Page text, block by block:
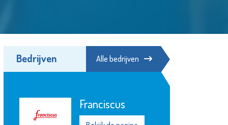
Bedrijven Alle bedrijven
Franciscus